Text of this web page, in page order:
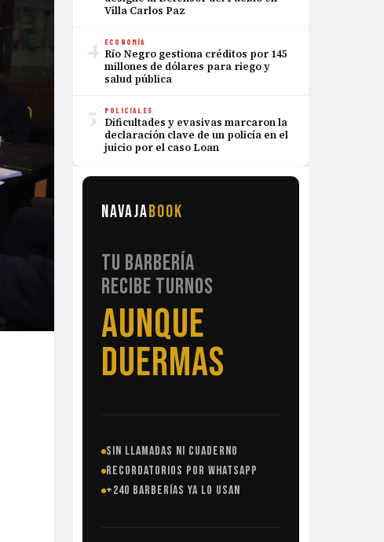
Villa Carlos Paz
4 ECONOMÍA
Río Negro gestiona créditos por 145
millones de dólares para riego y
salud pública
5 POLICIALES
Dificultades y evasivas marcaron la
declaración clave de un policía en el
juicio por el caso Loan
NAVAJABOOK
TU BARBERÍA
RECIBE TURNOS
SIN
LLAMADAS
SIN LLAMADAS NI CUADERNO
RECORDATORIOS POR WHATSAPP
+240 BARBERÍAS YA LO USAN